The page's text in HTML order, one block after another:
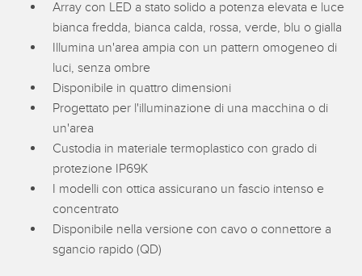
Sensori Pick-to-Light
Sensori di temperatura
Sensori multiraggio e sensori a raggio ampio
Sensori di monitoraggio delle condizioni
Sensori di monitoraggio delle condizioni wireless
ACCESSORI
ACCESSORI
LINK CORRELATI
Lavaggio
IO-Link
Array con LED a stato solido a potenza elevata e luce
bianca fredda, bianca calda, rossa, verde, blu o gialla
Illumina un'area ampia con un pattern omogeneo di
luci, senza ombre
Disponibile in quattro dimensioni
Progettato per l'illuminazione di una macchina o di
un'area
Custodia in materiale termoplastico con grado di
protezione IP69K
I modelli con ottica assicurano un fascio intenso e
concentrato
Disponibile nella versione con cavo o connettore a
sgancio rapido (QD)